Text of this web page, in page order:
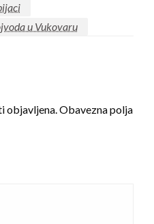
u Vukovaru
objavljena.Obavezna polja